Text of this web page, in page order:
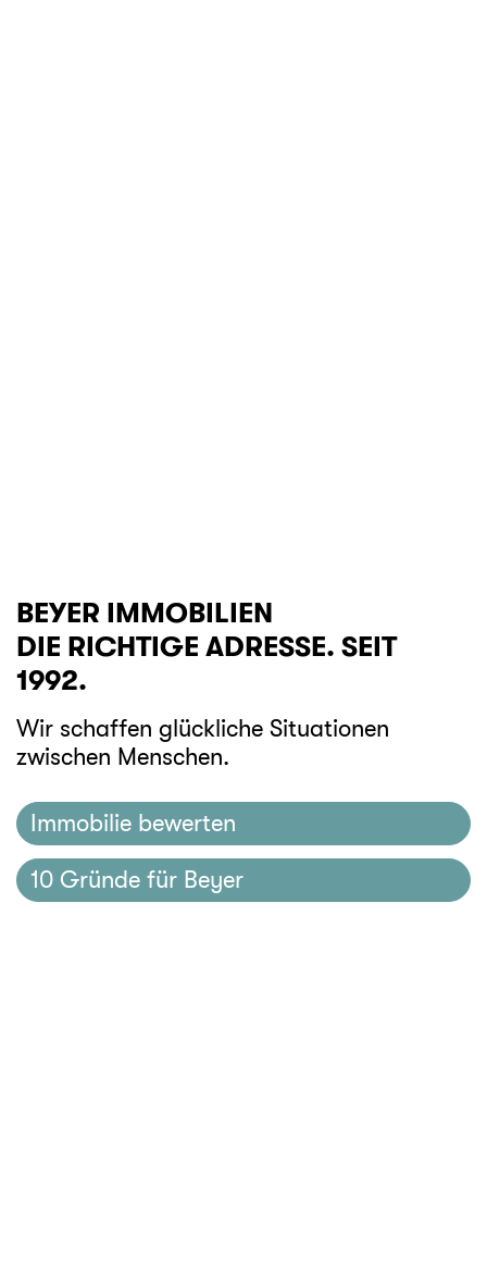
BEYER IMMOBILIEN
DIE RICHTIGE ADRESSE. SEIT
1992.
Wir schaffen glückliche Situationen
zwischen Menschen.
Immobilie bewerten
10 Gründe für Beyer